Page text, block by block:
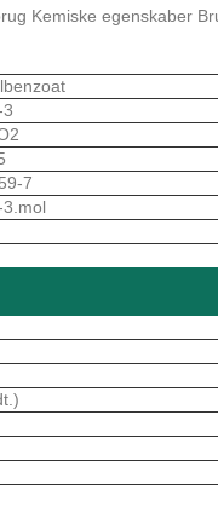
Kemiske egenskaber
7